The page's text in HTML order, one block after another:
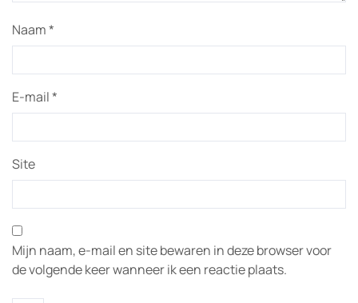
Naam*
E-mail*
Site
Mijn naam, e-mail en site bewaren in deze browser voor
de volgende keer wanneer ik een reactie plaats.